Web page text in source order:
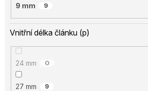
9 mm 9
Vnitřní délka článku (p)
24 mm 0
27 mm 9